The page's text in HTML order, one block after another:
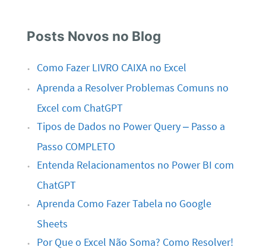
Posts Novos no Blog
Como Fazer LIVRO CAIXA no Excel
Aprenda a Resolver Problemas Comuns no
Excel com ChatGPT
Tipos de Dados no Power Query – Passo a
Passo COMPLETO
Entenda Relacionamentos no Power BI com
ChatGPT
Aprenda Como Fazer Tabela no Google
Sheets
Por Que o Excel Não Soma? Como Resolver!